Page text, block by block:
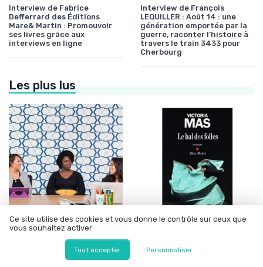
Interview de Fabrice
Defferrard des Éditions
Mare& Martin : Promouvoir
ses livres grâce aux
interviews en ligne
Interview de François
LEQUILLER : Août 14 : une
génération emportée par la
guerre, raconter l’histoire à
travers le train 3433 pour
Cherbourg
Les plus lus
Dossiers sur le monde de l'édition • 12/06/2025
Résumé captivant d'Yvain, le
chevalier au lion, chapitre
analyse complète du roman
Ce site utilise des cookies et vous donne le contrôle sur ceux que
vous souhaitez activer
Tout accepter Personnaliser